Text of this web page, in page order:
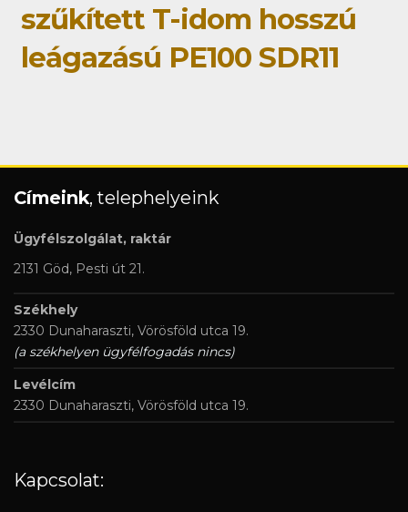
szűkített T-idom hosszú
leágazású PE100 SDR11
Címeink, telephelyeink
Ügyfélszolgálat, raktár
2131 Göd, Pesti út 21.
Székhely
2330 Dunaharaszti, Vörösföld utca 19.
(a székhelyen ügyfélfogadás nincs)
Levélcím
2330 Dunaharaszti, Vörösföld utca 19.
Kapcsolat: